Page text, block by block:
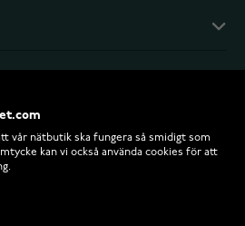
vår nätbutik ska fungera så smidigt som
kan vi också använda cookies för att